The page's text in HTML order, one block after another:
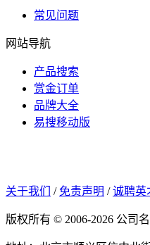
常见问题
网站导航
产品搜索
赏金订单
品牌大全
易搜移动版
关于我们 / 免责声明 / 诚聘英
版权所有 © 2006-2026 公司